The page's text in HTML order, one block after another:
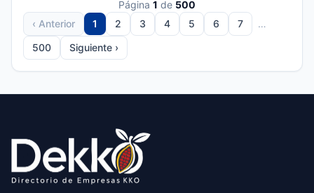
Página 1 de 500
‹ Anterior
1 2 3 4 5 6 7
…
500
Siguiente ›